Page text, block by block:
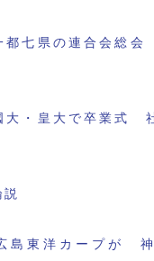
都七県の連合会総
大・皇大で卒業式
説
島東洋カープが